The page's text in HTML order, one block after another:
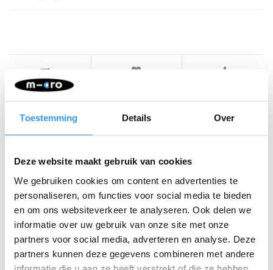
Toestemming Details Over
Deze website maakt gebruik van cookies
We gebruiken cookies om content en advertenties te
personaliseren, om functies voor social media te bieden
en om ons websiteverkeer te analyseren. Ook delen we
informatie over uw gebruik van onze site met onze
partners voor social media, adverteren en analyse. Deze
partners kunnen deze gegevens combineren met andere
Iets extra's erbij?